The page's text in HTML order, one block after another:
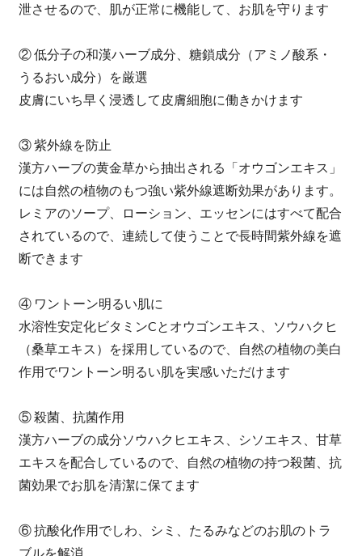
泄させるので、肌が正常に機能して、お肌を守ります
② 低分子の和漢ハーブ成分、糖鎖成分（アミノ酸系・
うるおい成分）を厳選
皮膚にいち早く浸透して皮膚細胞に働きかけます
③ 紫外線を防止
漢方ハーブの黄金草から抽出される「オウゴンエキス」
には自然の植物のもつ強い紫外線遮断効果があります。
レミアのソープ、ローション、エッセンにはすべて配合
されているので、連続して使うことで長時間紫外線を遮
断できます
④ ワントーン明るい肌に
水溶性安定化ビタミンCとオウゴンエキス、ソウハクヒ
（桑草エキス）を採用しているので、自然の植物の美白
作用でワントーン明るい肌を実感いただけます
⑤ 殺菌、抗菌作用
漢方ハーブの成分ソウハクヒエキス、シソエキス、甘草
エキスを配合しているので、自然の植物の持つ殺菌、抗
菌効果でお肌を清潔に保てます
⑥ 抗酸化作用でしわ、シミ、たるみなどのお肌のトラ
ブルを解消